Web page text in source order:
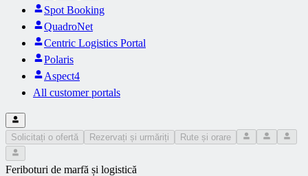
Spot Booking
QuadroNet
Centric Logistics Portal
Polaris
Aspect4
All customer portals
Solicitați o ofertă Rezervați și urmăriți Rute și orare
Feriboturi de marfă și logistică